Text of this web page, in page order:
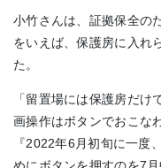
小竹さんは、証拠保全の
をいえば、保護房に入れ
た。
「留置場には保護房だ
画操作はボタンでおこな
『2022年6月初旬に一度
めにボタンを押すのを7